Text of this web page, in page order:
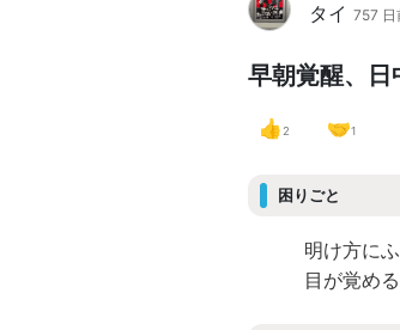
タイ 757 日
早朝覚醒、日
👍 2 🤝1
困りごと
明け方に
目が覚め